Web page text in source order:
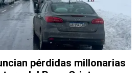
pérdidas millonarias